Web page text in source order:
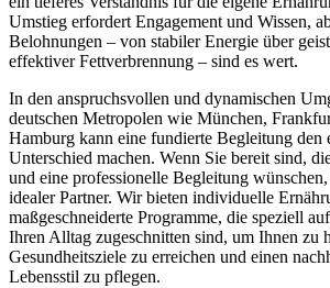
Umstieg erfordert Engagement und Wissen,
Belohnungen – von stabiler Energie über
effektiver Fettverbrennung – sind es wert.
In den anspruchsvollen und dynamischen
deutschen Metropolen wie München,
Hamburg kann eine fundierte Begleitung den
Unterschied machen. Wenn Sie bereit sind,
und eine professionelle Begleitung
idealer Partner. Wir bieten individuelle
maßgeschneiderte Programme, die speziell
Ihren Alltag zugeschnitten sind, um Ihnen zu
Gesundheitsziele zu erreichen und einen
Lebensstil zu pflegen.